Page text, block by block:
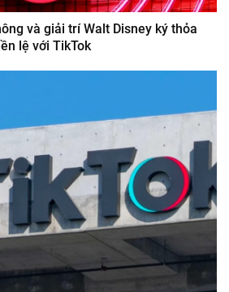
và giải trí Walt Disney ký thỏa
lệ với TikTok